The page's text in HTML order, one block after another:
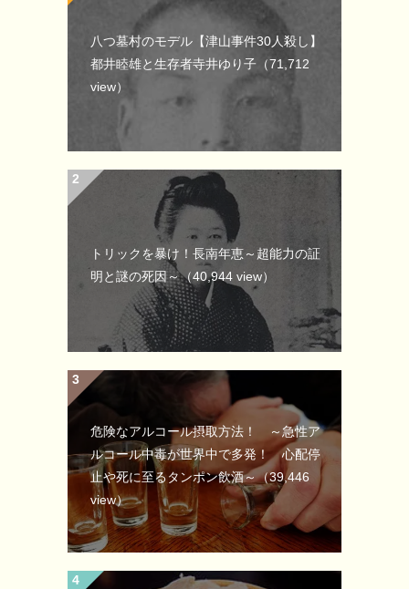
八つ墓村のモデル【津山事件30人殺し】
都井睦雄と生存者寺井ゆり子 （71,712
view）
トリックを暴け！長南年恵～超能力の証
明と謎の死因～（40,944 view）
危険なアルコール摂取方法！ ～急性ア
ルコール中毒が世界中で多発！ 心配停
止や死に至るタンポン飲酒～（39,446
view）